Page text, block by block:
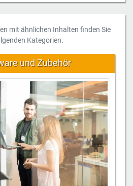
mit ähnlichen Inhalten finden Sie
Kategorien.
und Zubehör